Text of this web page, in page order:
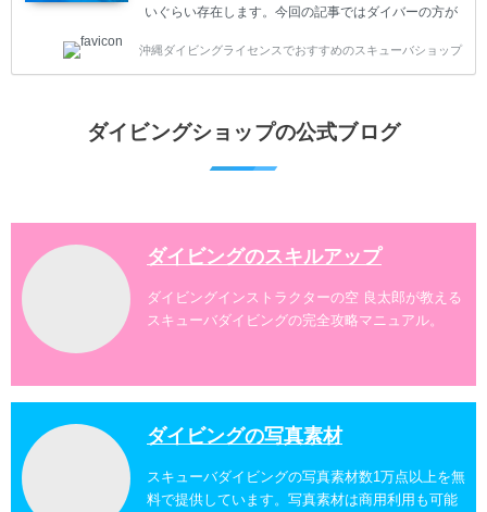
いぐらい存在します。今回の記事ではダイバーの方が
グスポットを紹介します。 当スクールは、沖縄本島で
は北谷町、嘉手納町、読谷村、恩納村、名護市、本部
案内しております。 ダイビングライセンスをお持ちの
沖縄ダイビングライセンスでおすすめのスキューバショップ
ダイビングショップの公式ブログ
ダイビングのスキルアップ
ダイビングインストラクターの空 良太郎が教える
スキューバダイビングの完全攻略マニュアル。
ダイビングの写真素材
スキューバダイビングの写真素材数1万点以上を無
料で提供しています。写真素材は商用利用も可能